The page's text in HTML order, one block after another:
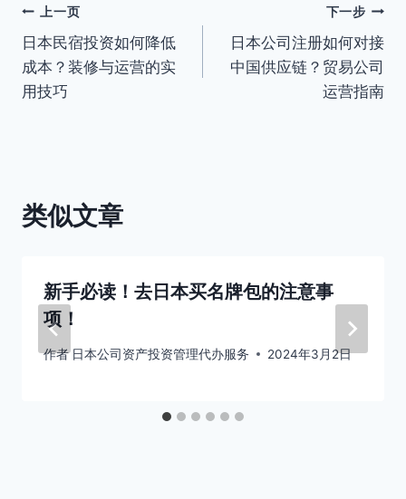
文
章
导
上一页
日本民宿投资如何降低
成本？装修与运营的实
用技巧
下一步
日本公司注册如何对接
中国供应链？贸易公司
运营指南
类似文章
新手必读！去日本买名牌包的注意事
项！
作者 日本公司资产投资管理代办服务 2024年3月2日